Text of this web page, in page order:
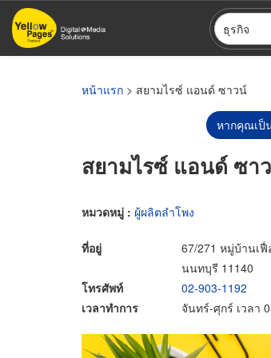
ข้าม
ไป
ธุรกิจ
หน้าแรก > สยามไรซ์ แอนด์ ซาวน์
หากคุณเป็
สยามไรซ์ แอนด์ ซา
หมวดหมู่ : ผู้ผลิตลำโพง
ที่อยู่
67/271 หมู่บ้านเ
นนทบุรี 11140
โทรศัพท์
02-903-1192
เวลาทำการ
จันทร์-ศุกร์ เวลา